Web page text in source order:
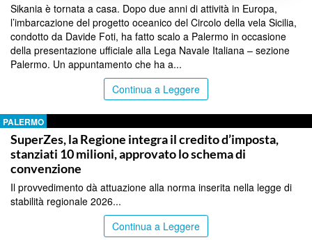
Sikania è tornata a casa. Dopo due anni di attività in Europa,
l’imbarcazione del progetto oceanico del Circolo della vela Sicilia,
condotto da Davide Foti, ha fatto scalo a Palermo in occasione
della presentazione ufficiale alla Lega Navale Italiana – sezione
Palermo. Un appuntamento che ha a...
Continua a Leggere
PALERMO
SuperZes, la Regione integra il credito d’imposta,
stanziati 10 milioni, approvato lo schema di
convenzione
Il provvedimento dà attuazione alla norma inserita nella legge di
stabilità regionale 2026...
Continua a Leggere